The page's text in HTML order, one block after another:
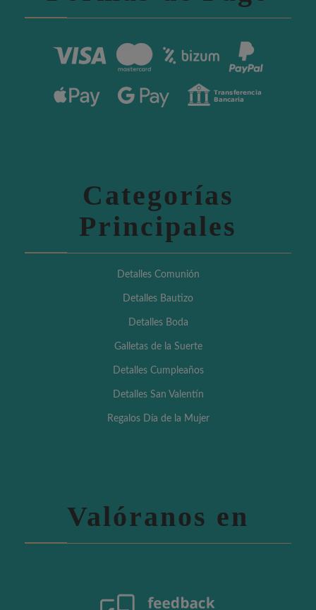
Categorías
Principales
Detalles Comunión
Detalles Bautizo
Detalles Boda
Galletas de la Suerte
Detalles Cumpleaños
Detalles San Valentín
Regalos Día de la Mujer
Valóranos en